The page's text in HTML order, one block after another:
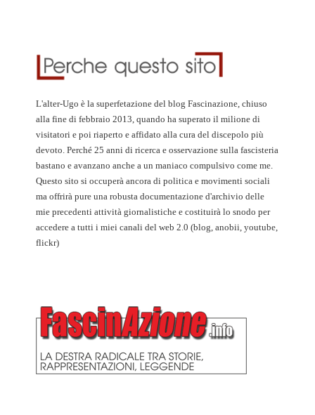
L'alter-Ugo è la superfetazione del blog Fascinazione, chiuso
alla fine di febbraio 2013, quando ha superato il milione di
visitatori e poi riaperto e affidato alla cura del discepolo più
devoto. Perché 25 anni di ricerca e osservazione sulla fascisteria
bastano e avanzano anche a un maniaco compulsivo come me.
Questo sito si occuperà ancora di politica e movimenti sociali
ma offrirà pure una robusta documentazione d'archivio delle
mie precedenti attività giornalistiche e costituirà lo snodo per
accedere a tutti i miei canali del web 2.0 (blog, anobii, youtube,
flickr)